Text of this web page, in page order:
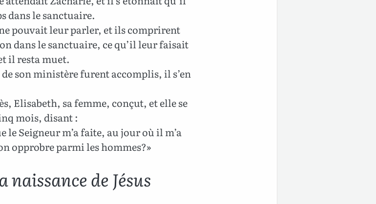
dans le sanctuaire.
pouvait leur parler, et ils comprirent
dans le sanctuaire, ce qu’il leur faisait
il resta muet.
son ministère furent accomplis, il s’en
Elisabeth, sa femme, conçut, et elle se
mois, disant :
le Seigneur m’a faite, au jour où il m’a
opprobre parmi les hommes?»
naissance de Jésus